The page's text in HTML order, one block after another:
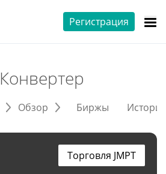
Регистрация
Конвертер
Обзор Биржы
Торговля JMPT